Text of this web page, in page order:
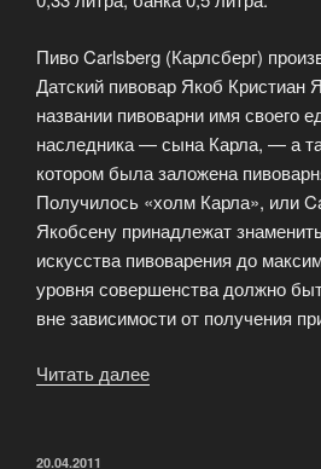
Пиво Carlsberg (Карлсберг)
Датский пивовар Якоб Кристиан
названии пивоварни имя своего
наследника — сына Карла, — а
котором была заложена
Получилось «холм Карла», или
Якобсену принадлежат
искусства пивоварения до
уровня совершенства должно
вне зависимости от получения
Читать далее
ОПУБЛИКОВАНО
20.04.2011